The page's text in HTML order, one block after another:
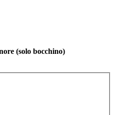
(solo bocchino)